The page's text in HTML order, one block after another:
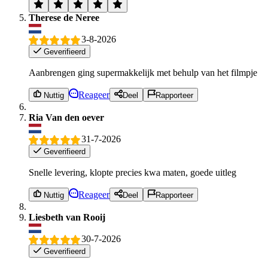
Therese de Neree
3-8-2026
Geverifieerd
Aanbrengen ging supermakkelijk met behulp van het filmpje
Nuttig Reageer Deel Rapporteer
Ria Van den oever
31-7-2026
Geverifieerd
Snelle levering, klopte precies kwa maten, goede uitleg
Nuttig Reageer Deel Rapporteer
Liesbeth van Rooij
30-7-2026
Geverifieerd